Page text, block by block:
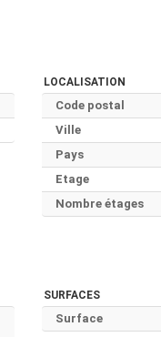
LOCALISATION
Code postal
Ville
Pays
Etage
Nombre étages
SURFACES
Surface